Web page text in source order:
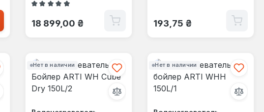
Средний рейтинг 4.5 из 5 звезд
Обычная цена:
18 899,00 ₴ Обычная цена:
193,75 ₴
Нет в наличии Нет в наличии